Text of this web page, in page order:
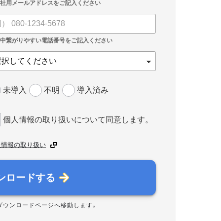
未導入 不明 導入済み
個人情報の取り扱いについて同意します。
報の取り扱い
ロードする
ウンロードページへ移動します。